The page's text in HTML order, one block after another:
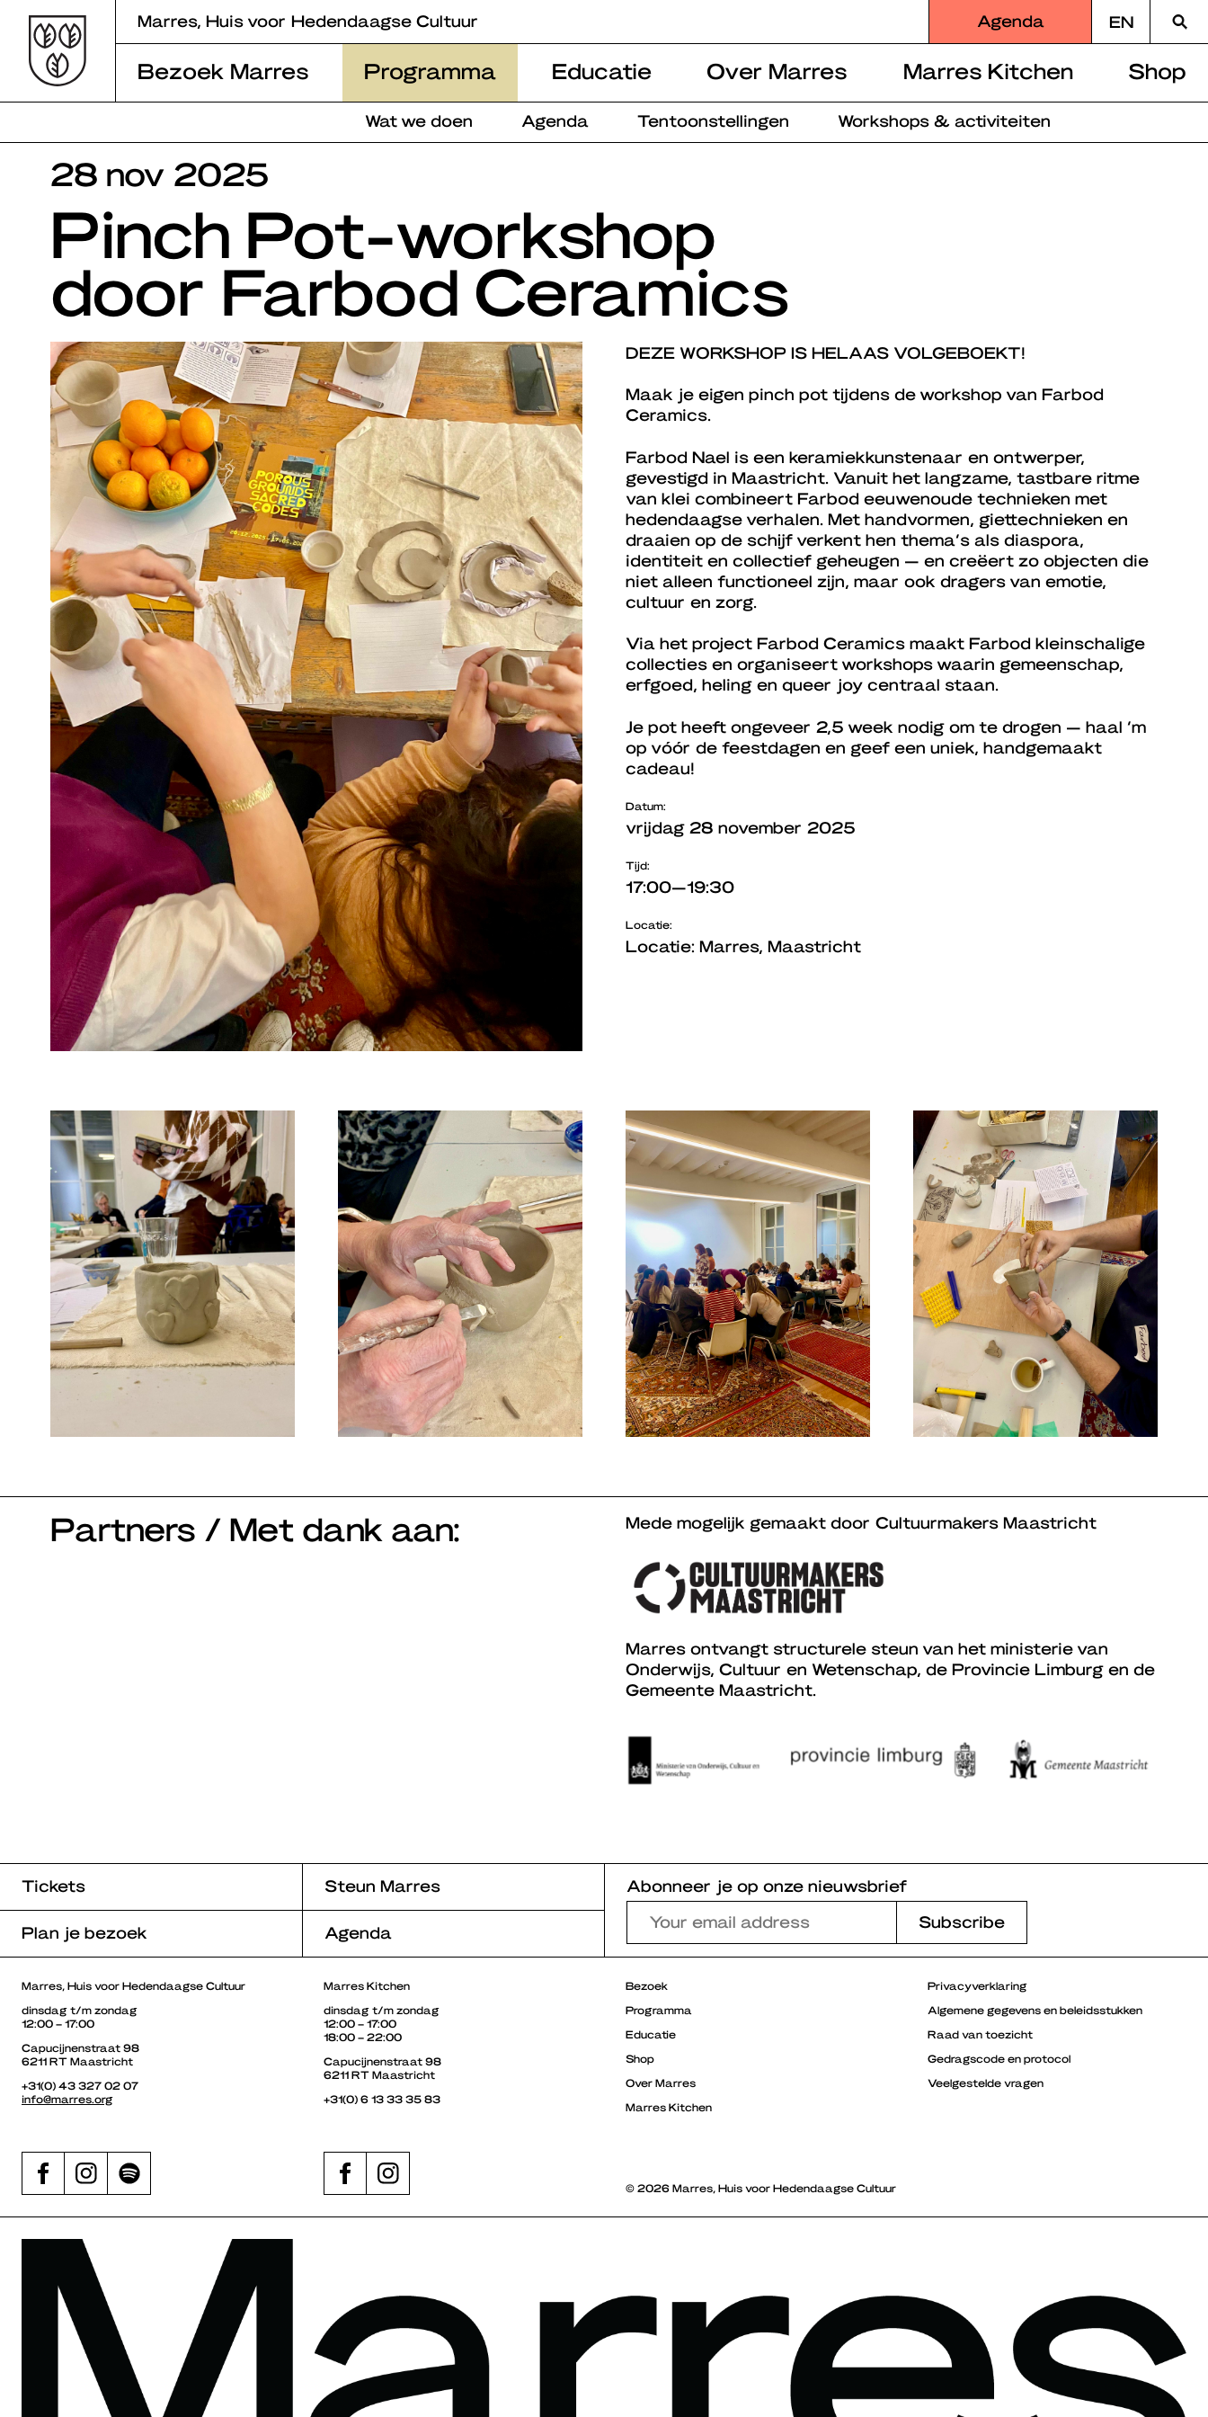
content
Marres, Huis voor Hedendaagse Cultuur Agenda EN
naar
Bezoek Marres Programma
Wat we doen Agenda Tentoonstellingen Workshops & activiteiten
Educatie Over Marres Marres Kitchen Shop
28 nov 2025
Pinch Pot-workshop
door Farbod Ceramics
DEZE WORKSHOP IS HELAAS VOLGEBOEKT!
Maak je eigen pinch pot tijdens de workshop van Farbod
Ceramics.
Farbod Nael is een keramiekkunstenaar en ontwerper,
gevestigd in Maastricht. Vanuit het langzame, tastbare ritme
van klei combineert Farbod eeuwenoude technieken met
hedendaagse verhalen. Met handvormen, giettechnieken en
draaien op de schijf verkent hen thema’s als diaspora,
identiteit en collectief geheugen — en creëert zo objecten die
niet alleen functioneel zijn, maar ook dragers van emotie,
cultuur en zorg.
Via het project Farbod Ceramics maakt Farbod kleinschalige
collecties en organiseert workshops waarin gemeenschap,
erfgoed, heling en queer joy centraal staan.
Je pot heeft ongeveer 2,5 week nodig om te drogen — haal ’m
op vóór de feestdagen en geef een uniek, handgemaakt
cadeau!
Datum:
vrijdag 28 november 2025
Tijd:
17:00—19:30
Locatie:
Locatie: Marres, Maastricht
Partners / Met dank aan: Mede mogelijk gemaakt door Cultuurmakers Maastricht
Marres ontvangt structurele steun van het ministerie van
Onderwijs, Cultuur en Wetenschap, de Provincie Limburg en de
Gemeente Maastricht.
Tickets Steun Marres
Plan je bezoek Agenda
Abonneer je op onze nieuwsbrief
Marres, Huis voor Hedendaagse Cultuur
dinsdag t/m zondag
12:00 – 17:00
Capucijnenstraat 98
6211 RT Maastricht
+31(0) 43 327 02 07
info@marres.org
Marres Kitchen
dinsdag t/m zondag
12:00 – 17:00
18:00 – 22:00
Capucijnenstraat 98
6211 RT Maastricht
+31(0) 6 13 33 35 83
Bezoek
Programma
Educatie
Shop
Over Marres
Marres Kitchen
Privacyverklaring
Algemene gegevens en beleidsstukken
Raad van toezicht
Gedragscode en protocol
Veelgestelde vragen
© 2026 Marres, Huis voor Hedendaagse Cultuur